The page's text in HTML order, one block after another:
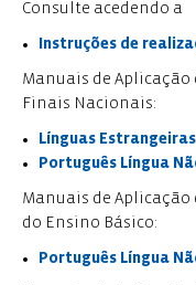
Consulte acedendo a
Instruções de
Manuais de Aplicação
Finais Nacionais:
Línguas Estrangeiras
Português Língua
Manuais de Aplicação
do Ensino Básico:
Português Língua